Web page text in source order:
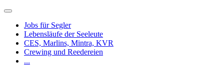
Jobs für Segler
Lebensläufe der Seeleute
CES, Marlins, Mintra, KVR
Crewing und Reedereien
...